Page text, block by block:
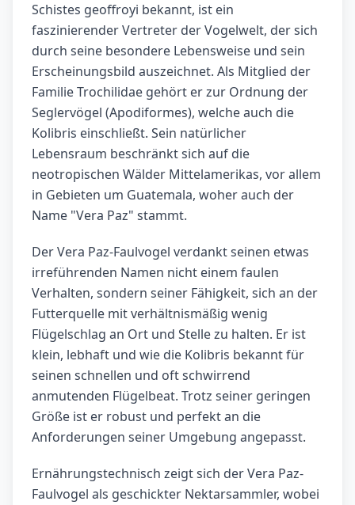
Schistes geoffroyi bekannt, ist ein
faszinierender Vertreter der Vogelwelt, der sich
durch seine besondere Lebensweise und sein
Erscheinungsbild auszeichnet. Als Mitglied der
Familie Trochilidae gehört er zur Ordnung der
Seglervögel (Apodiformes), welche auch die
Kolibris einschließt. Sein natürlicher
Lebensraum beschränkt sich auf die
neotropischen Wälder Mittelamerikas, vor allem
in Gebieten um Guatemala, woher auch der
Name "Vera Paz" stammt.
Der Vera Paz-Faulvogel verdankt seinen etwas
irreführenden Namen nicht einem faulen
Verhalten, sondern seiner Fähigkeit, sich an der
Futterquelle mit verhältnismäßig wenig
Flügelschlag an Ort und Stelle zu halten. Er ist
klein, lebhaft und wie die Kolibris bekannt für
seinen schnellen und oft schwirrend
anmutenden Flügelbeat. Trotz seiner geringen
Größe ist er robust und perfekt an die
Anforderungen seiner Umgebung angepasst.
Ernährungstechnisch zeigt sich der Vera Paz-
Faulvogel als geschickter Nektarsammler, wobei